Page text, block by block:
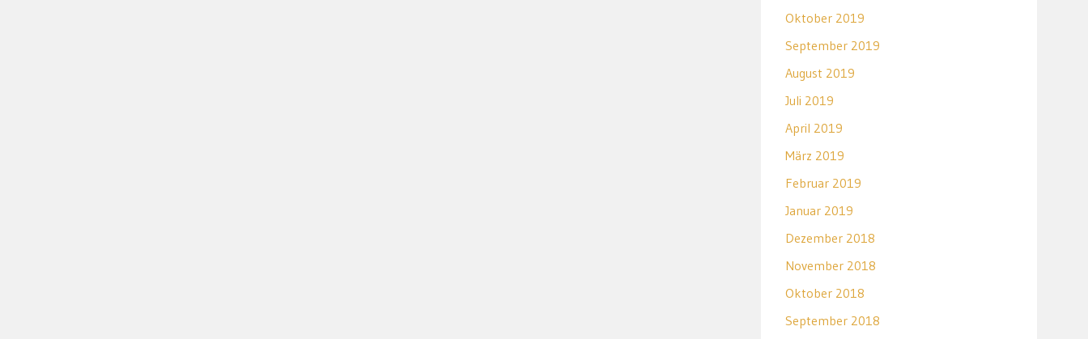
Oktober 2019
September 2019
August 2019
Juli 2019
April 2019
März 2019
Februar 2019
Januar 2019
Dezember 2018
November 2018
Oktober 2018
September 2018